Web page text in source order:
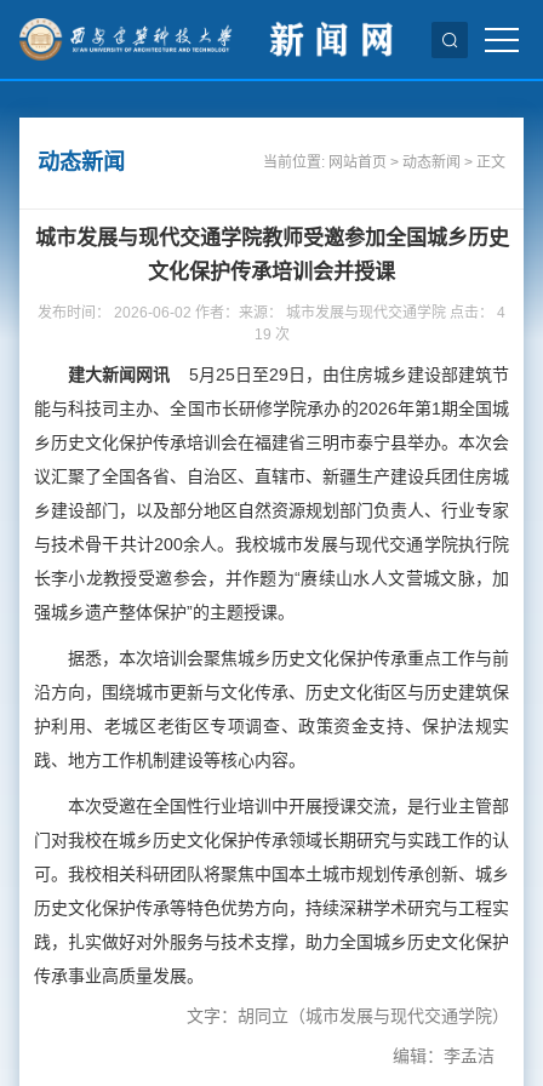
动态新闻 当前位置: 网站首页 >动态新闻 > 正文
城市发展与现代交通学院教师受邀参加全国城乡历史
文化保护传承培训会并授课
发布时间： 2026-06-02 作者：来源： 城市发展与现代交通学院 点击： 4
19 次
建大新闻网讯5月25日至29日，由住房城乡建设部建筑节
能与科技司主办、全国市长研修学院承办的2026年第1期全国城
乡历史文化保护传承培训会在福建省三明市泰宁县举办。本次会
议汇聚了全国各省、自治区、直辖市、新疆生产建设兵团住房城
乡建设部门，以及部分地区自然资源规划部门负责人、行业专家
与技术骨干共计200余人。我校城市发展与现代交通学院执行院
长李小龙教授受邀参会，并作题为“赓续山水人文营城文脉，加
强城乡遗产整体保护”的主题授课。
据悉，本次培训会聚焦城乡历史文化保护传承重点工作与前
沿方向，围绕城市更新与文化传承、历史文化街区与历史建筑保
护利用、老城区老街区专项调查、政策资金支持、保护法规实
践、地方工作机制建设等核心内容。
本次受邀在全国性行业培训中开展授课交流，是行业主管部
门对我校在城乡历史文化保护传承领域长期研究与实践工作的认
可。我校相关科研团队将聚焦中国本土城市规划传承创新、城乡
历史文化保护传承等特色优势方向，持续深耕学术研究与工程实
践，扎实做好对外服务与技术支撑，助力全国城乡历史文化保护
传承事业高质量发展。
文字：胡同立（城市发展与现代交通学院）
编辑：李孟洁